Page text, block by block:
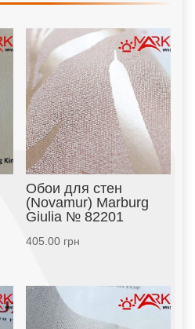
Обои для стен
(Novamur) Marburg
Giulia № 82201
405.00грн